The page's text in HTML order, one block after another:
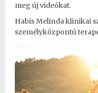
meg új videókat.
Habis Melinda klinikai
személyközpontú